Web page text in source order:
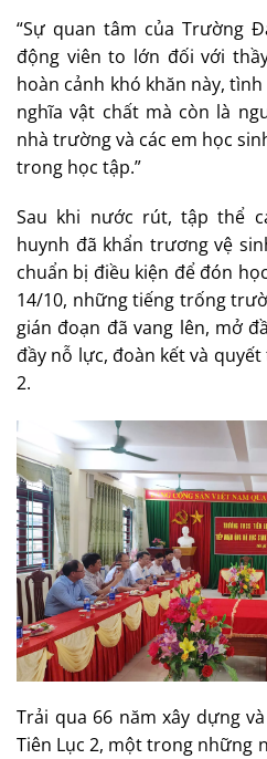
“Sự quan tâm của Trường
động viên to lớn đối với
hoàn cảnh khó khăn này,
nghĩa vật chất mà còn là
nhà trường và các em học
trong học tập.”
Sau khi nước rút, tập thể
huynh đã khẩn trương vệ
chuẩn bị điều kiện để đón
14/10, những tiếng trống
gián đoạn đã vang lên, mở
đầy nỗ lực, đoàn kết và
2.
Trải qua 66 năm xây dựng
Tiên Lục 2, một trong những